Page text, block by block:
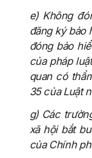
e) Không
đăng ký bảo
đóng bảo
của pháp
quan có
35 của Luật
g) Các
xã hội bắt
của Chính